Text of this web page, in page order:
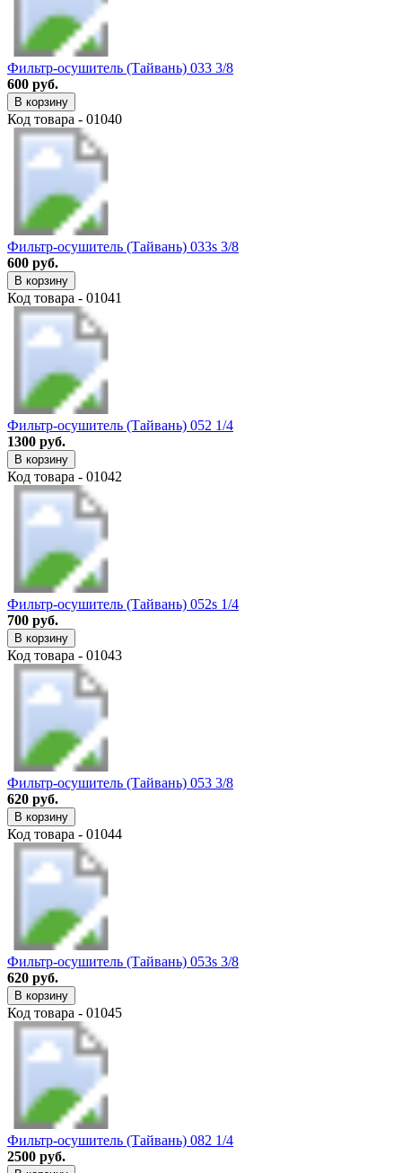
Фильтр-осушитель (Тайвань) 033 3/8
600 руб.
В корзину
Код товара - 01040
Фильтр-осушитель (Тайвань) 033s 3/8
600 руб.
В корзину
Код товара - 01041
Фильтр-осушитель (Тайвань) 052 1/4
1300 руб.
В корзину
Код товара - 01042
Фильтр-осушитель (Тайвань) 052s 1/4
700 руб.
В корзину
Код товара - 01043
Фильтр-осушитель (Тайвань) 053 3/8
620 руб.
В корзину
Код товара - 01044
Фильтр-осушитель (Тайвань) 053s 3/8
620 руб.
В корзину
Код товара - 01045
Фильтр-осушитель (Тайвань) 082 1/4
2500 руб.